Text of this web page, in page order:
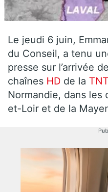
Le jeudi 6 juin,
du Conseil, a tenu
presse sur l’arrivée
chaînes HD de la TNT
Normandie, dans les
et-Loir et de la